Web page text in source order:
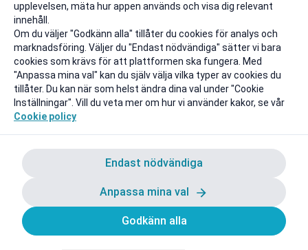
upplevelsen, mäta hur appen används och visa dig relevant
innehåll.
Om du väljer "Godkänn alla" tillåter du cookies för analys och
marknadsföring. Väljer du "Endast nödvändiga" sätter vi bara
cookies som krävs för att plattformen ska fungera. Med
"Anpassa mina val" kan du själv välja vilka typer av cookies du
tillåter. Du kan när som helst ändra dina val under "Cookie
Inställningar". Vill du veta mer om hur vi använder kakor, se vår
Cookie policy
Endast nödvändiga
Anpassa mina val
Godkänn alla